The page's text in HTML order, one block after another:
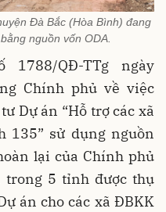
Đà Bắc (Hòa Bình) đang
nguồn vốn ODA.
QĐ-TTg ngày
Chính phủ về việc
Dự án “Hỗ trợ các xã
135” sử dụng nguồn
lại của Chính phủ
5 tỉnh được thụ
án cho các xã ĐBKK